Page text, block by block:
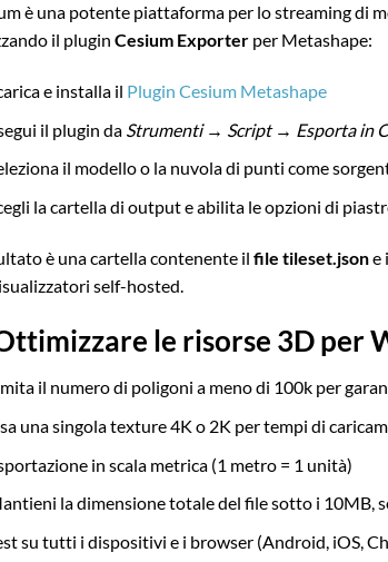
è una potente piattaforma per lo streaming di
il plugin Cesium Exporter per Metashape:
e installa il Plugin Cesium Metashape
il plugin da Strumenti → Script → Esporta in
il modello o la nuvola di punti come
la cartella di output e abilita le opzioni di
è una cartella contenente il file tileset.jsone
self-hosted.
le risorse 3D per
il numero di poligoni a meno di 100k per
una singola texture 4K o 2K per tempi di
in scala metrica (1 metro = 1 unità)
la dimensione totale del file sotto i 10MB,
su tutti i dispositivi e i browser (Android, iOS,